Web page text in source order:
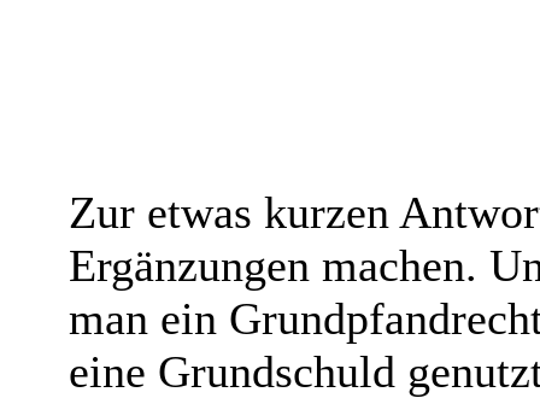
Zur etwas kurzen
Ergänzungen machen.
man ein
eine Grundschuld